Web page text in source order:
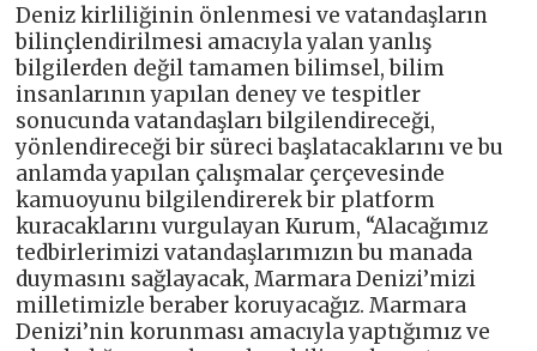
Deniz kirliliğinin önlenmesi ve vatandaşların
bilinçlendirilmesi amacıyla yalan yanlış
bilgilerden değil tamamen bilimsel, bilim
insanlarının yapılan deney ve tespitler
sonucunda vatandaşları bilgilendireceği,
yönlendireceği bir süreci başlatacaklarını ve bu
anlamda yapılan çalışmalar çerçevesinde
kamuoyunu bilgilendirerek bir platform
kuracaklarını vurgulayan Kurum, “Alacağımız
tedbirlerimizi vatandaşlarımızın bu manada
duymasını sağlayacak, Marmara Denizi’mizi
milletimizle beraber koruyacağız. Marmara
Denizi’nin korunması amacıyla yaptığımız ve